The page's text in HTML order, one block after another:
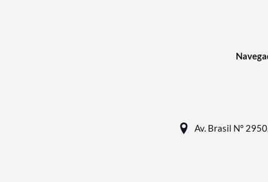
Av. Brasil N°